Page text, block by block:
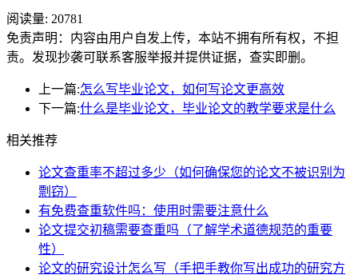
阅读量: 20781
免责声明：内容由用户自发上传，本站不拥有所有权，不担
责。发现抄袭可联系客服举报并提供证据，查实即删。
上一篇:怎么写毕业论文，如何写论文更高效
下一篇:什么是毕业论文，毕业论文的教学要求是什么
相关推荐
论文查重率不超过多少（如何确保您的论文不被识别为
剽窃）
有免费查重软件吗：使用时需要注意什么
论文提交初稿需要查重吗（了解学术道德规范的重要
性）
论文的研究设计怎么写（手把手教你写出成功的研究方